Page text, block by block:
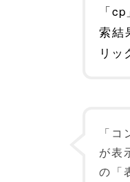
「
索結
リッ
「
が表
の「